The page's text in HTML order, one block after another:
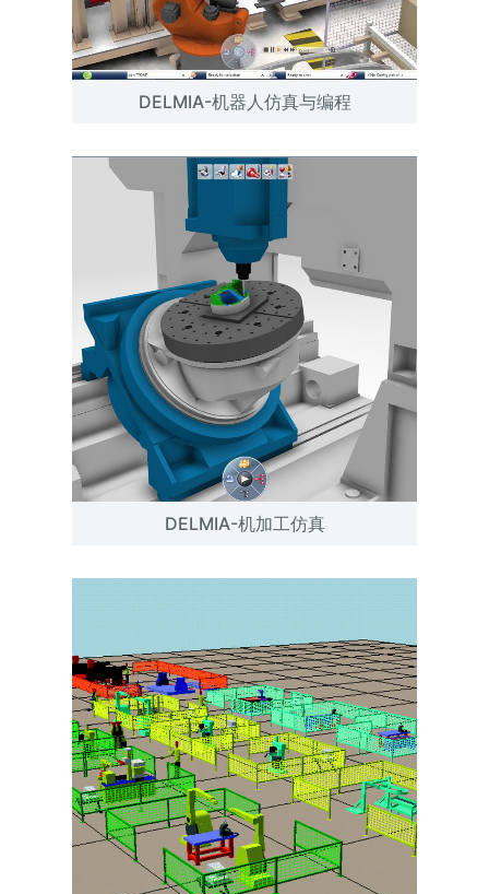
DELMIA-机器人仿真与编程
DELMIA-机加工仿真